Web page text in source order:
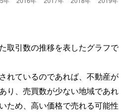
取引数の推移を表したグラフで
れているのであれば、不動産が
り、売買数が少ない地域であれ
ため、高い価格で売れる可能性